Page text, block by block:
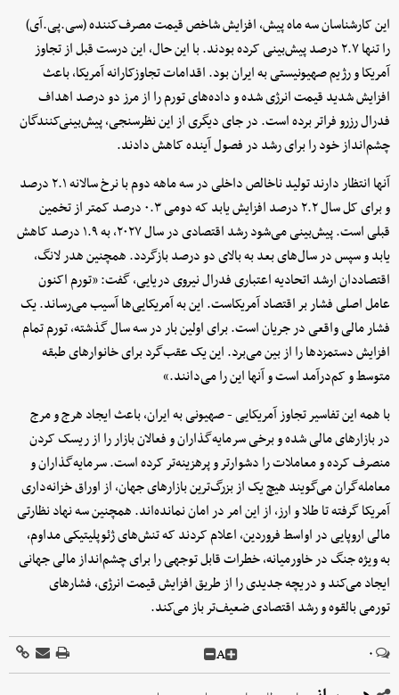
این کارشناسان سه ماه پیش، افزایش شاخص قیمت مصرف‌کننده (سی.پی.آی)
را تنها ۲.۷ درصد پیش‌بینی کرده بودند. با این حال، این درست قبل از تجاوز
آمریکا و رژیم صهیونیستی به ایران بود. اقدامات تجاوزکارانه آمریکا، باعث
افزایش شدید قیمت انرژی شده و داده‌های تورم را از مرز دو درصد اهداف
فدرال رزرو فراتر برده است. در جای دیگری از این نظرسنجی، پیش‌بینی‌کنندگان
چشم‌انداز خود را برای رشد در فصول آینده کاهش دادند.
آنها انتظار دارند تولید ناخالص داخلی در سه ماهه دوم با نرخ سالانه ۲.۱ درصد
و برای کل سال ۲.۲ درصد افزایش یابد که دومی ۰.۳ درصد کمتر از تخمین
قبلی است. پیش‌بینی می‌شود رشد اقتصادی در سال ۲۰۲۷، به ۱.۹ درصد کاهش
یابد و سپس در سال‌های بعد به بالای دو درصد بازگردد. همچنین هدر لانگ،
اقتصاددان ارشد اتحادیه اعتباری فدرال نیروی دریایی، گفت: «تورم اکنون
عامل اصلی فشار بر اقتصاد آمریکاست. این به آمریکایی‌ها آسیب می‌رساند. یک
فشار مالی واقعی در جریان است. برای اولین بار در سه سال گذشته، تورم تمام
افزایش دستمزدها را از بین می‌برد. این یک عقب‌گرد برای خانوارهای طبقه
متوسط و کم‌درآمد است و آنها این را می‌دانند.»
با همه این تفاسیر تجاوز آمریکایی - صهیونی به ایران، باعث ایجاد هرج و مرج
در بازارهای مالی شده و برخی سرمایه‌گذاران و فعالان بازار را از ریسک کردن
منصرف کرده و معاملات را دشوارتر و پرهزینه‌تر کرده است. سرمایه‌گذاران و
معامله‌گران می‌گویند هیچ یک از بزرگ‌ترین بازارهای جهان، از اوراق خزانه‌داری
آمریکا گرفته تا طلا و ارز، از این امر در امان نمانده‌اند. همچنین سه نهاد نظارتی
مالی اروپایی در اواسط فروردین، اعلام کردند که تنش‌های ژئوپلیتیکی مداوم،
به ویژه جنگ در خاورمیانه، خطرات قابل توجهی را برای چشم‌انداز مالی جهانی
ایجاد می‌کند و دریچه جدیدی را از طریق افزایش قیمت انرژی، فشارهای
تورمی بالقوه و رشد اقتصادی ضعیف‌تر باز می‌کند.
۰ A